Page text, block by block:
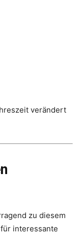
verändert
zu diesem
interessante